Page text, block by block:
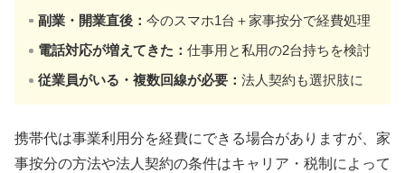
副業・開業直後： 今のスマホ1台＋家事按分で経費処理
電話対応が増えてきた： 仕事用と私用の2台持ちを検討
従業員がいる・複数回線が必要： 法人契約も選択肢に
携帯代は事業利用分を経費にできる場合がありますが、家
事按分の方法や法人契約の条件はキャリア・税制によって